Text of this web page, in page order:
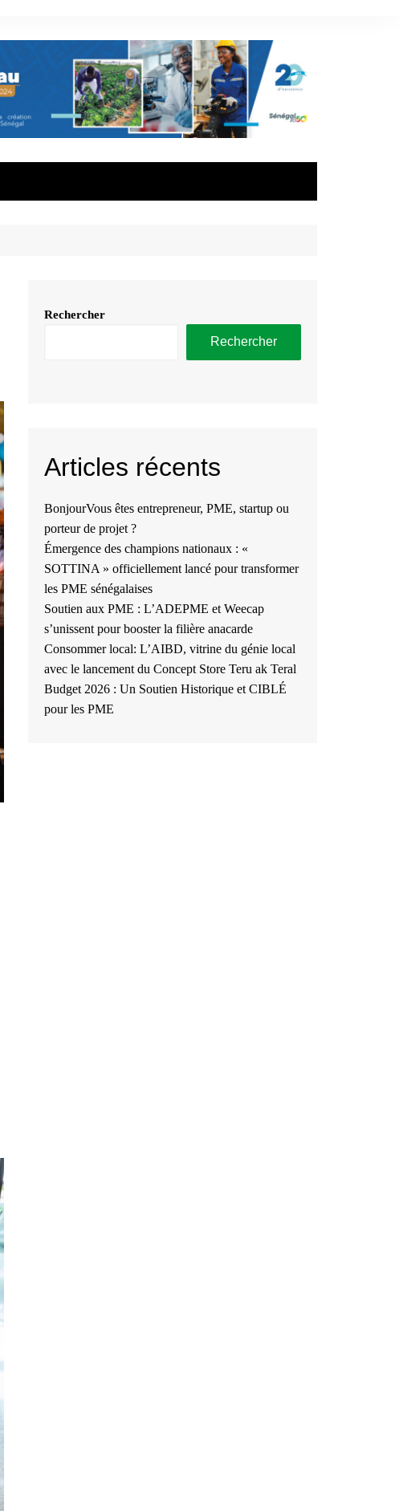
Rechercher
Rechercher
Articles récents
BonjourVous êtes entrepreneur, PME, startup ou
porteur de projet ?
Émergence des champions nationaux : «
SOTTINA » officiellement lancé pour transformer
les PME sénégalaises
Soutien aux PME : L’ADEPME et Weecap
s’unissent pour booster la filière anacarde
Consommer local: L’AIBD, vitrine du génie local
avec le lancement du Concept Store Teru ak Teral
Budget 2026 : Un Soutien Historique et CIBLÉ
pour les PME